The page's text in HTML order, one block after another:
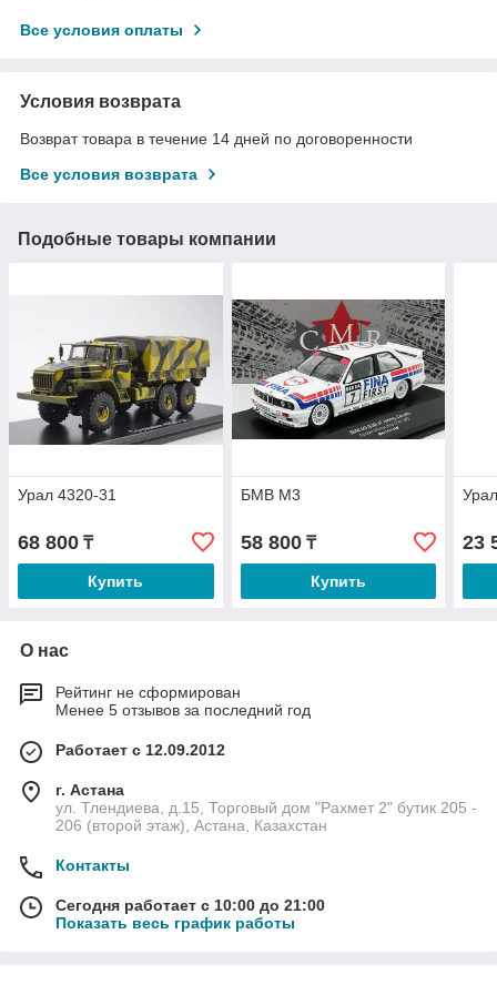
Все условия оплаты
Условия возврата
Возврат товара в течение 14 дней по договоренности
Все условия возврата
Подобные товары компании
Урал 4320-31
68 800 ₸
Купить
БМВ М3
58 800₸
Купить
23
О нас
Рейтинг не сформирован
Менее 5 отзывов за последний год
Работает с 12.09.2012
г. Астана
ул. Тлендиева, д.15, Торговый дом "Рахмет 2" бутик 205 -
206 (второй этаж), Астана, Казахстан
Контакты
Сегодня работает с 10:00 до 21:00
Показать весь график работы